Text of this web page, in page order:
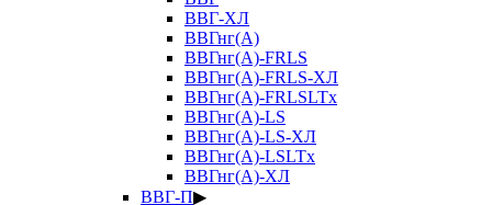
ВВГ-ХЛ
ВВГнг(А)
ВВГнг(А)-FRLS
ВВГнг(А)-FRLS-ХЛ
ВВГнг(А)-FRLSLTx
ВВГнг(А)-LS
ВВГнг(А)-LS-ХЛ
ВВГнг(А)-LSLTx
ВВГнг(А)-ХЛ
ВВГ-П▶